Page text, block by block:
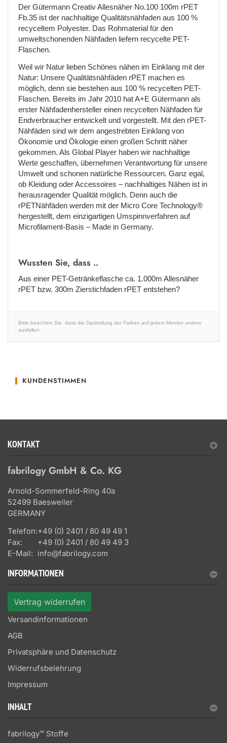
Der Gütermann Creativ Allesnäher No.100 100m rPET
Fb.35 ist der nachhaltige Qualitätsnähfaden aus 100 %
recyceltem Polyester. Das Rohmaterial für den
umweltschonenden Nähfaden liefern recycelte PET-
Flaschen.
Weil wir Natur lieben Schönes nähen im Einklang mit der
Natur: Unsere Qualitätsnähfäden rPET machen es
möglich, denn sie bestehen aus 100 % recycelten PET-
Flaschen. Bereits im Jahr 2010 hat A+E Gütermann als
erster Nähfadenhersteller einen recycelten Nähfaden für
Endverbraucher entwickelt und vorgestellt. Mit den rPET-
Nähfäden sind wir dem angestrebten Einklang von
Ökonomie und Ökologie einen großen Schritt näher
gekommen. Als Global Player haben wir nachhaltige
Werte geschaffen, übernehmen Verantwortung für unsere
Umwelt und schonen natürliche Ressourcen. Ganz egal,
ob Kleidung oder Accessoires – nachhaltiges Nähen ist in
herausragender Qualität möglich. Denn auch die
rPETNähfäden werden mit der Micro Core Technology®
hergestellt, dem einzigartigen Umspinnverfahren auf
Microfilament-Basis – Made in Germany.
Wussten Sie, dass ..
Aus einer PET-Getränkeflasche ca. 1.000m Allesnäher
rPET bzw. 300m Zierstichfaden rPET entstehen?
Bitte beachten Sie, dass die Darstellung der Farben auf jedem Monitor anders
ausfallen.
KUNDENSTIMMEN
KONTAKT
fabrilogy GmbH & Co. KG
Arnold-Sommerfeld-Ring 40a
52499 Baesweiler
GERMANY
Telefon:+49 (0) 2401 / 80 49 49 1
Fax:
+49 (0) 2401 / 80 49 49 3
E-Mail: info@fabrilogy.com
INFORMATIONEN
Vertrag widerrufen
Versandinformationen
AGB
Privatsphäre und Datenschutz
Widerrufsbelehrung
Impressum
INHALT
fabrilogy™ Stoffe